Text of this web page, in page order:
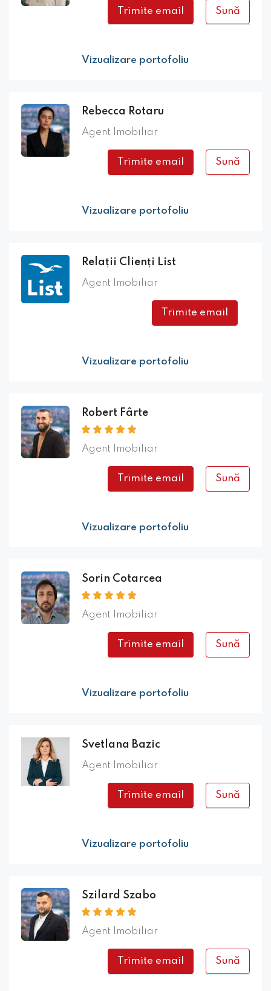
Trimite email Sună
Vizualizare portofoliu
Rebecca Rotaru
Agent Imobiliar
Trimite email Sună
Vizualizare portofoliu
Relații Clienți List
Agent Imobiliar
Trimite email
Vizualizare portofoliu
Robert Fârte
Agent Imobiliar
Trimite email Sună
Vizualizare portofoliu
Sorin Cotarcea
Agent Imobiliar
Trimite email Sună
Vizualizare portofoliu
Svetlana Bazic
Agent Imobiliar
Trimite email Sună
Vizualizare portofoliu
Szilard Szabo
Agent Imobiliar
Trimite email Sună